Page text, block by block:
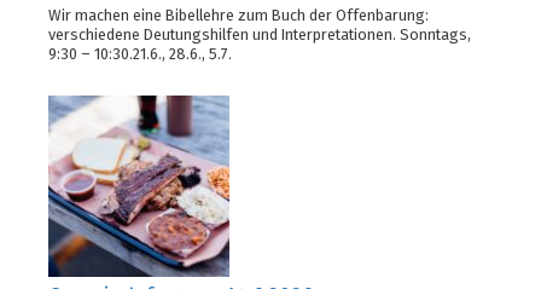
Wir machen eine Bibellehre zum Buch der Offenbarung:
verschiedene Deutungshilfen und Interpretationen. Sonntags,
9:30 – 10:30.21.6., 28.6., 5.7.